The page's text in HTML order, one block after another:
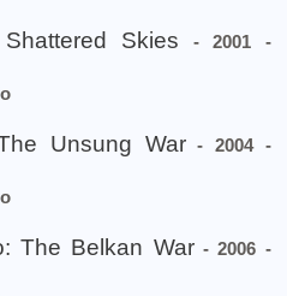
Skies - 2001 -
Unsung War- 2004 -
The Belkan War- 2006 -